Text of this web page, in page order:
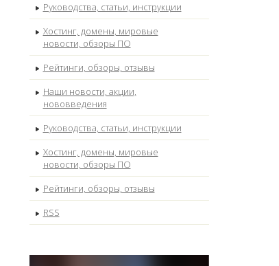
Руководства, статьи, инструкции
Хостинг, домены, мировые
новости, обзоры ПО
Рейтинги, обзоры, отзывы
Наши новости, акции,
нововведения
Руководства, статьи, инструкции
Хостинг, домены, мировые
новости, обзоры ПО
Рейтинги, обзоры, отзывы
RSS